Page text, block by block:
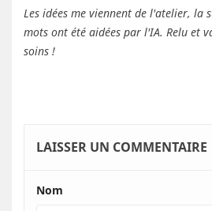
Les idées me viennent de l'atelier, la
mots ont été aidées par l'IA. Relu et
soins !
LAISSER UN COMMENTAIRE
Nom